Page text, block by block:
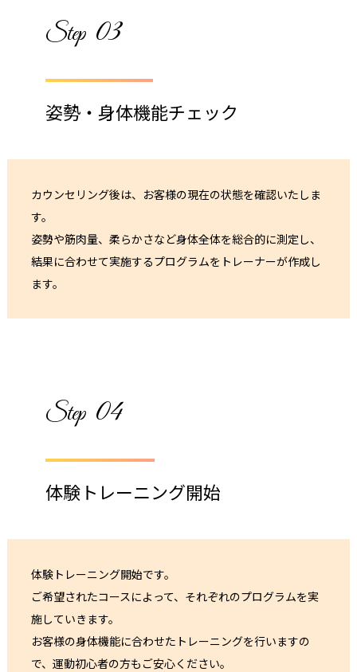
Step 03
姿勢・身体機能チェック
カウンセリング後は、お客様の現在の状態を確認いたしま
す。
姿勢や筋肉量、柔らかさなど身体全体を総合的に測定し、
結果に合わせて実施するプログラムをトレーナーが作成し
ます。
Step 04
体験トレーニング開始
体験トレーニング開始です。
ご希望されたコースによって、それぞれのプログラムを実
施していきます。
お客様の身体機能に合わせたトレーニングを行いますの
で、運動初心者の方もご安心ください。